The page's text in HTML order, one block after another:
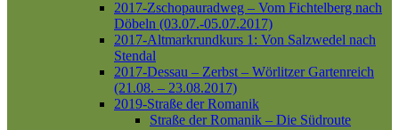
2017-Zschopauradweg – Vom Fichtelberg nach
Döbeln (03.07.-05.07.2017)
2017-Altmarkrundkurs 1: Von Salzwedel nach
Stendal
2017-Dessau – Zerbst – Wörlitzer Gartenreich
(21.08. – 23.08.2017)
2019-Straße der Romanik
Straße der Romanik – Die Südroute